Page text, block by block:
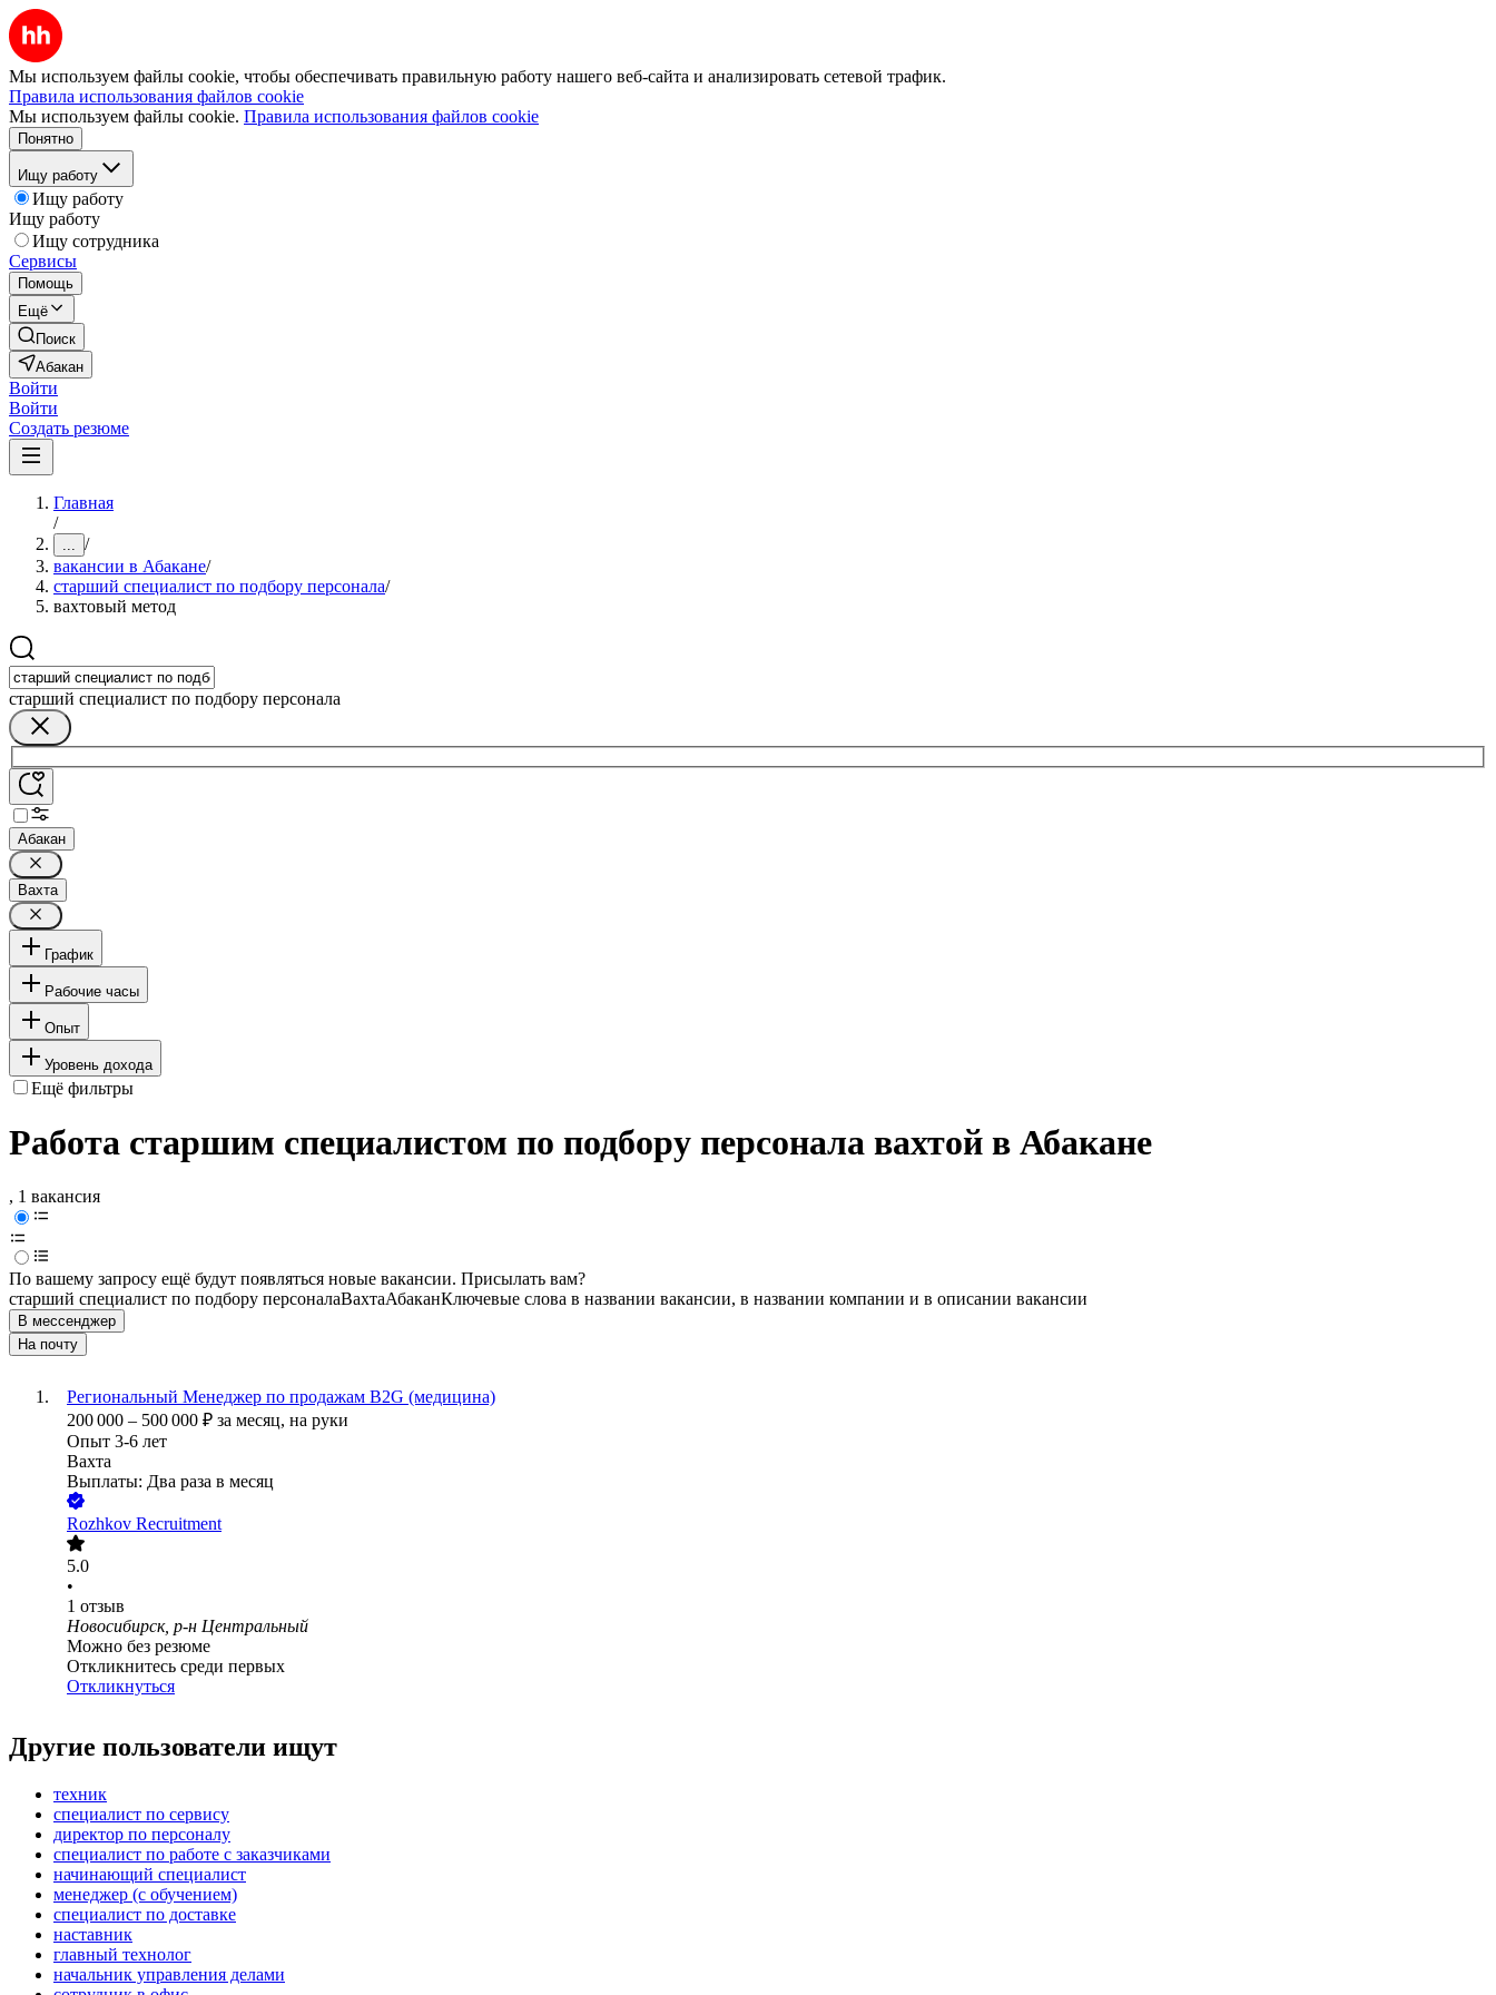
Мы используем файлы cookie, чтобы обеспечивать правильную работу нашего веб-сайта и анализировать сетевой трафик.
Правила использования файлов cookie
Мы используем файлы cookie. Правила использования файлов cookie
Понятно
Ищу работу
Ищу работу
Ищу работу
Ищу сотрудника
Сервисы
Помощь
Ещё
Поиск
Абакан
Войти
Войти
Создать резюме
Главная
/
... /
вакансии в Абакане/
старший специалист по подбору персонала/
вахтовый метод
старший специалист по подбору персонала
Абакан
Вахта
График
Рабочие часы
Опыт
Уровень дохода
Ещё фильтры
Работа старшим специалистом по подбору персонала вахтой в Абакане
, 1 вакансия
По вашему запросу ещё будут появляться новые вакансии. Присылать вам?
старший специалист по подбору персоналаВахтаАбаканКлючевые слова в названии вакансии, в названии компании и в описании вакансии
В мессенджер
На почту
Региональный Менеджер по продажам B2G (медицина)
200 000 – 500 000 ₽ за месяц, на руки
Опыт 3-6 лет
Вахта
Выплаты: Два раза в месяц
Rozhkov Recruitment
5.0
•
1 отзыв
Новосибирск, р-н Центральный
Можно без резюме
Откликнитесь среди первых
Откликнуться
Другие пользователи ищут
техник
специалист по сервису
директор по персоналу
специалист по работе с заказчиками
начинающий специалист
менеджер (с обучением)
специалист по доставке
наставник
главный технолог
начальник управления делами